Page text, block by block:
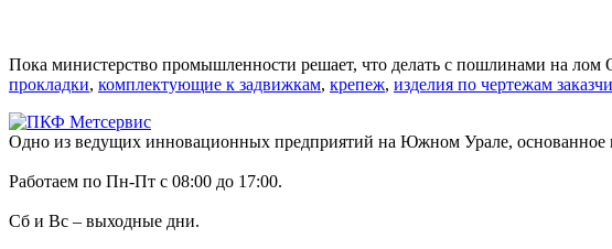
Пока министерство промышленности решает, что делать с пошлинами на
прокладки, комплектующие к задвижкам, крепеж, изделия по чертежам
Одно из ведущих инновационных предприятий на Южном Урале, основанное
Работаем по Пн-Пт с 08:00 до 17:00.
Сб и Вс – выходные дни.